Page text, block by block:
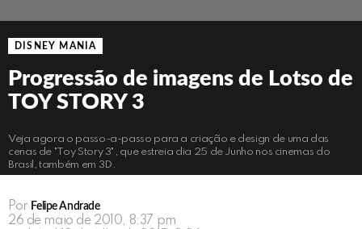
DISNEY MANIA
Progressão de imagens de Lotso de
TOY STORY 3
Veja agora o passo-a-passo para a criação e design de uma das
cenas de "Toy Story 3", que estreia dia 25 de Junho nos cinemas do
Brasil, também em 3D.
Por Felipe Andrade
26 de maio de 2010, 8:37 pm